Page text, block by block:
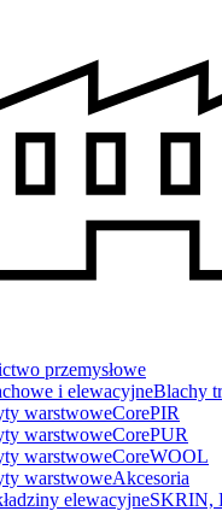
przemysłowe
i elewacyjneBlachy
warstwoweCorePIR
warstwoweCorePUR
warstwoweCoreWOOL
warstwoweAkcesoria
elewacyjneSKRIN,